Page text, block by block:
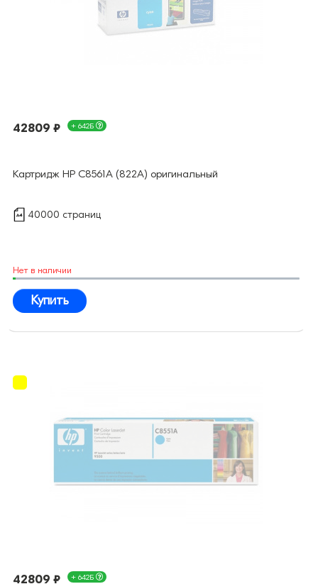
42809 ₽ + 642Б
Картридж HP C8561A (822A) оригинальный
40000 страниц
Нет в наличии
Купить
42809 ₽ + 642Б